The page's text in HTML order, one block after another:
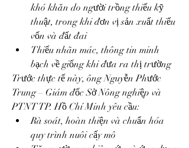
khó khăn do người trồng thiếu kỹ
thuật, trong khi đơn vị sản xuất thiếu
vốn và đất đai
Thiếu nhãn mác, thông tin minh
bạch về giống khi đưa ra thị trường
Trước thực tế này, ông Nguyễn Phước
Trung – Giám đốc Sở Nông nghiệp và
PTNT TP. Hồ Chí Minh yêu cầu:
Rà soát, hoàn thiện và chuẩn hóa
quy trình nuôi cấy mô